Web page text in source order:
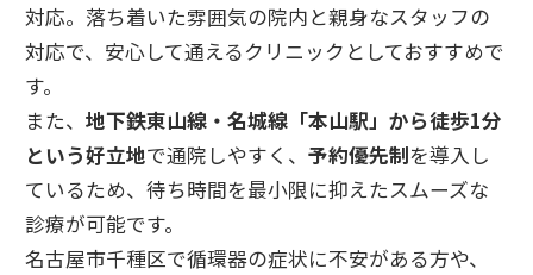
対応。落ち着いた雰囲気の院内と親身なスタッフの
対応で、安心して通えるクリニックとしておすすめで
す。
また、 地下鉄東山線・名城線「本山駅」から徒歩1分
という好立地で通院しやすく、 予約優先制を導入し
ているため、待ち時間を最小限に抑えたスムーズな
診療が可能です。
名古屋市千種区で循環器の症状に不安がある方や、